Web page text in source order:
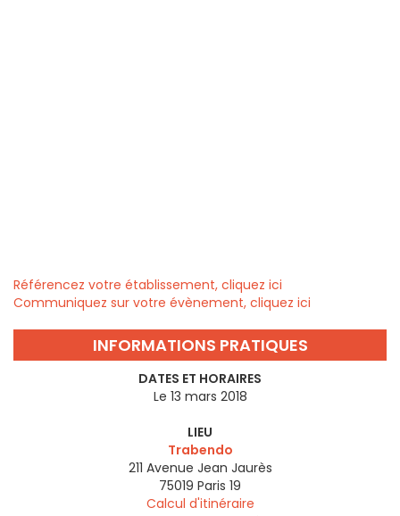
Référencez votre établissement, cliquez ici
Communiquez sur votre évènement, cliquez ici
INFORMATIONS PRATIQUES
DATES ET HORAIRES
Le 13 mars 2018
LIEU
Trabendo
211 Avenue Jean Jaurès
75019 Paris 19
Calcul d'itinéraire